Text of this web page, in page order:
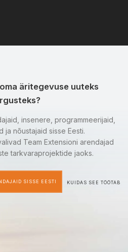
äritegevuse uuteks
insenere, programmeerijaid,
ja nõustajaid sisse Eesti.
Team Extensioni arendajad
tarkvaraprojektide jaoks.
SISSE EESTI KUIDAS SEE TÖÖTAB